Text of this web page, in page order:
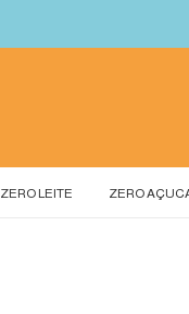
ZERO LEITE ZERO